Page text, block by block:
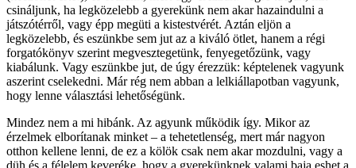
csináljunk, ha legközelebb a gyerekünk nem akar hazaindulni a
játszótérről, vagy épp megüti a kistestvérét. Aztán eljön a
legközelebb, és eszünkbe sem jut az a kiváló ötlet, hanem a régi
forgatókönyv szerint megvesztegetünk, fenyegetőzünk, vagy
kiabálunk. Vagy eszünkbe jut, de úgy érezzük: képtelenek vagyunk
aszerint cselekedni. Már rég nem abban a lelkiállapotban vagyunk,
hogy lenne választási lehetőségünk.
Mindez nem a mi hibánk. Az agyunk működik így. Mikor az
érzelmek elborítanak minket – a tehetetlenség, mert már nagyon
otthon kellene lenni, de ez a kölök csak nem akar mozdulni, vagy a